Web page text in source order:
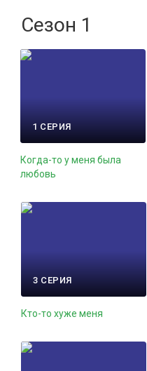
Сезон 1
1 СЕРИЯ
Когда-то у меня была
любовь
3 СЕРИЯ
Кто-то хуже меня